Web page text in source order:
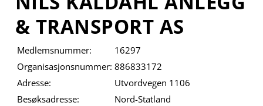
& TRANSPORT AS
Medlemsnummer:
16297
Organisasjonsnummer: 886833172
Adresse:
Utvordvegen 1106
Besøksadresse:
Nord-Statland